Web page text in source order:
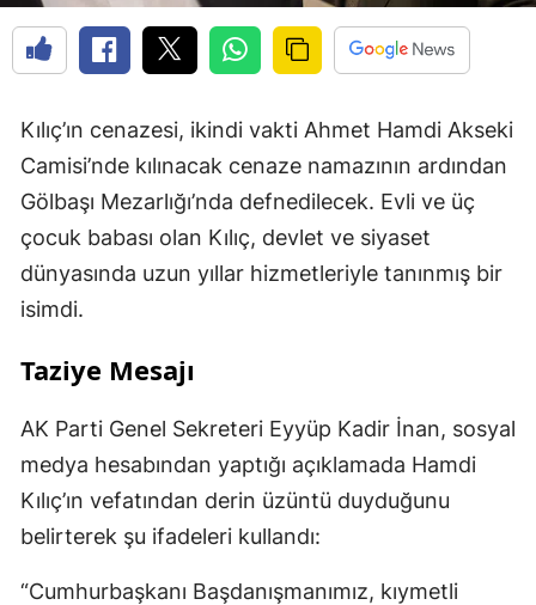
Kılıç’ın cenazesi, ikindi vakti Ahmet Hamdi Akseki
Camisi’nde kılınacak cenaze namazının ardından
Gölbaşı Mezarlığı’nda defnedilecek. Evli ve üç
çocuk babası olan Kılıç, devlet ve siyaset
dünyasında uzun yıllar hizmetleriyle tanınmış bir
isimdi.
Taziye Mesajı
AK Parti Genel Sekreteri Eyyüp Kadir İnan, sosyal
medya hesabından yaptığı açıklamada Hamdi
Kılıç’ın vefatından derin üzüntü duyduğunu
belirterek şu ifadeleri kullandı:
“Cumhurbaşkanı Başdanışmanımız, kıymetli